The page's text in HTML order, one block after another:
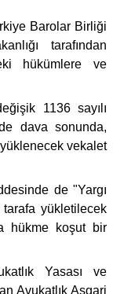
Barolar Birliği
tarafından
hükümlere ve
1136 sayılı
dava sonunda,
vekalet
de "Yargı
yükletilecek
hükme koşut bir
Yasası ve
Avukatlık Asgari